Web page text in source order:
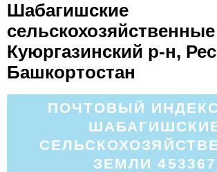
Шабагишские
Куюргазинский р-н,
Башкортостан
ПОЧТОВЫЙ
ЗЕМЛИ 453367